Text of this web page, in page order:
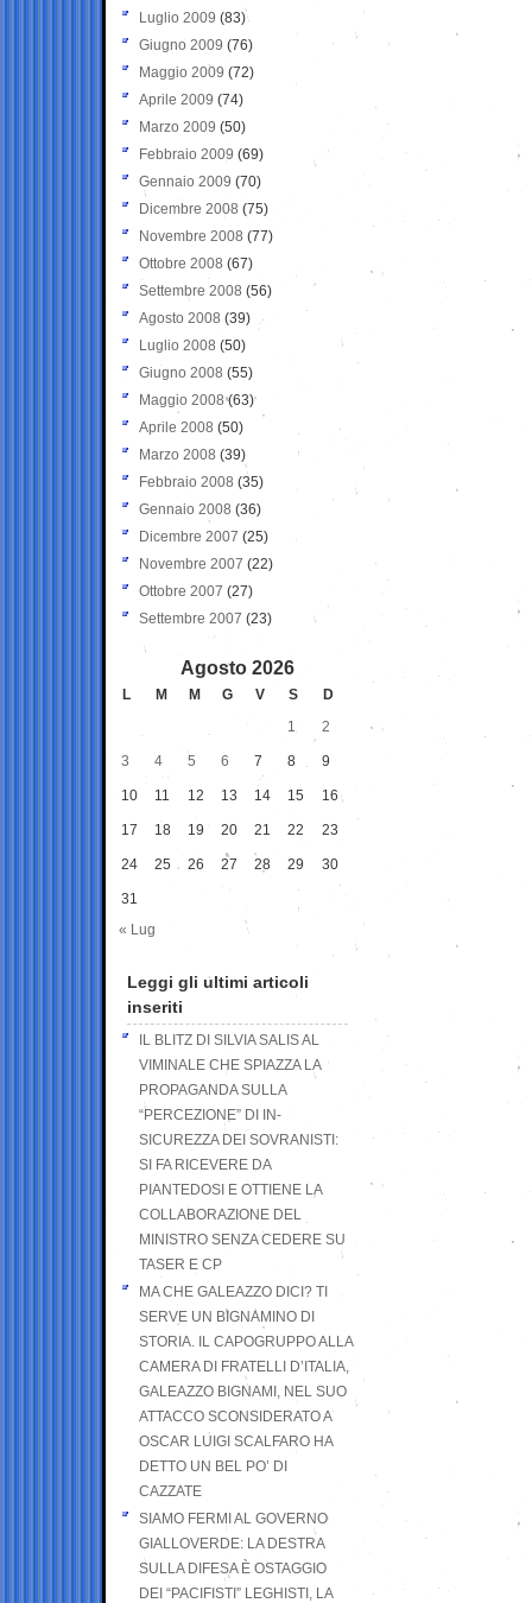
Luglio 2009 (83)
Giugno 2009 (76)
Maggio 2009 (72)
Aprile 2009 (74)
Marzo 2009 (50)
Febbraio 2009 (69)
Gennaio 2009 (70)
Dicembre 2008 (75)
Novembre 2008 (77)
Ottobre 2008 (67)
Settembre 2008 (56)
Agosto 2008 (39)
Luglio 2008 (50)
Giugno 2008 (55)
Maggio 2008(63)
Aprile 2008 (50)
Marzo 2008 (39)
Febbraio 2008 (35)
Gennaio 2008 (36)
Dicembre 2007 (25)
Novembre 2007 (22)
Ottobre 2007 (27)
Settembre 2007 (23)
Agosto 2026
L M M G V S
D
1
2
3 4 5 6 7 8 9
10 11 12 13 14 15 16
17 18 19 20 21 22 23
24 25 26 27 28 29 30
31
« Lug
Leggi gli ultimi articoli
inseriti
IL BLITZ DI SILVIA SALIS AL
VIMINALE CHE SPIAZZA LA
PROPAGANDA SULLA
“PERCEZIONE” DI IN-
SICUREZZA DEI SOVRANISTI:
SI FA RICEVERE DA
PIANTEDOSI E OTTIENE LA
COLLABORAZIONE DEL
MINISTRO SENZA CEDERE SU
TASER E CP
MA CHE GALEAZZO DICI? TI
SERVE UN BIGNAMINO DI
STORIA. IL CAPOGRUPPO ALLA
CAMERA DI FRATELLI D’ITALIA,
GALEAZZO BIGNAMI, NEL SUO
ATTACCO SCONSIDERATO A
OSCAR LUIGI SCALFARO HA
DETTO UN BEL PO’ DI
CAZZATE
SIAMO FERMI AL GOVERNO
GIALLOVERDE: LA DESTRA
SULLA DIFESA È OSTAGGIO
DEI “PACIFISTI” LEGHISTI, LA